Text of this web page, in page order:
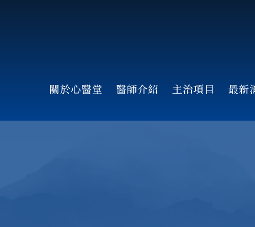
關於心醫堂 醫師介紹 主治項目 最新